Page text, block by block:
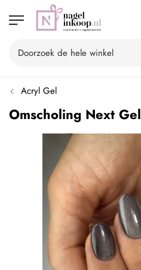
Acryl Gel
Omscholing Next Gel